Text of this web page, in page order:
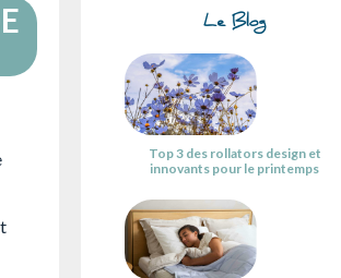
Le Blog
Top 3 des rollators design et
innovants pour le printemps